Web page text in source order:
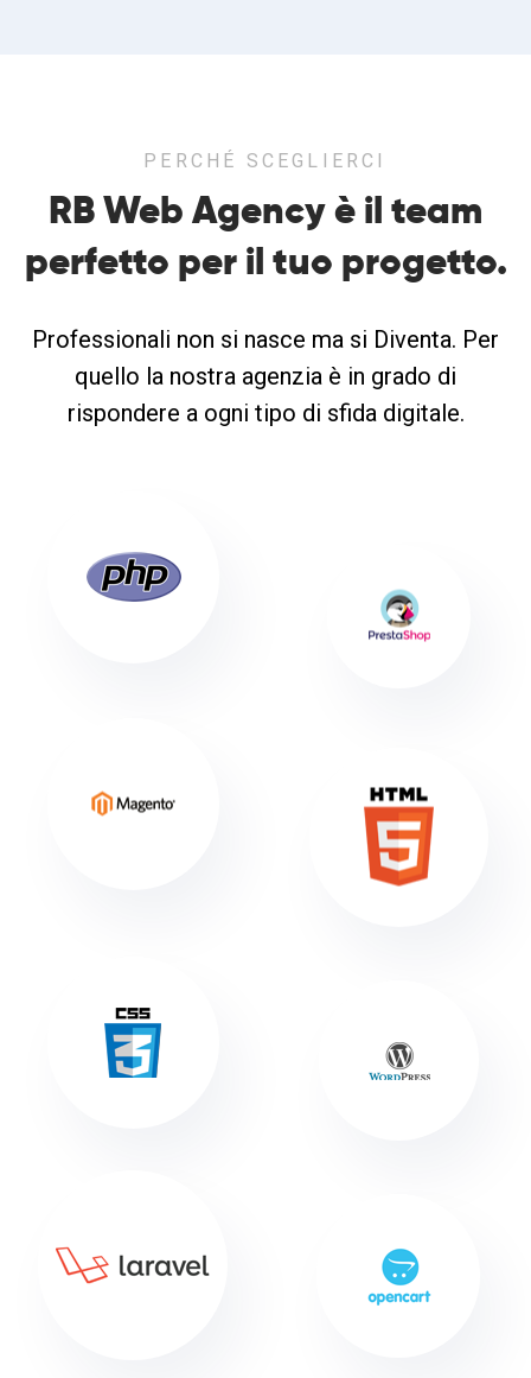
PERCHÉ SCEGLIERCI
RB Web Agency è il team
perfetto per il tuo progetto.
Professionali non si nasce ma si Diventa. Per
quello la nostra agenzia è in grado di
rispondere a ogni tipo di sfida digitale.